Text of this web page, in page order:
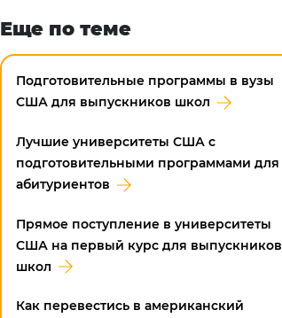
Еще по теме
Подготовительные программы в вузы
США для выпускников школ
Лучшие университеты США с
подготовительными программами для
абитуриентов
Прямое поступление в университеты
США на первый курс для выпускников
школ
Как перевестись в американский